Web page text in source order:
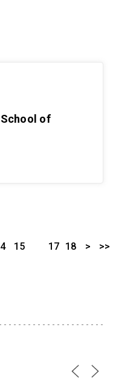
of
15
17 18 > >>